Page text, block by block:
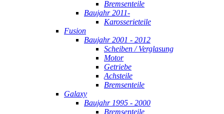
Bremsenteile
Baujahr 2011-
Karosserieteile
Fusion
Baujahr 2001 - 2012
Scheiben / Verglasung
Motor
Getriebe
Achsteile
Bremsenteile
Galaxy
Baujahr 1995 - 2000
Bremsenteile